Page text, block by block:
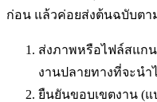
ก่อน แล้วค่อยส่งต้นฉบับตา
ส่งภาพหรือไฟล์สแก
งานปลายทางที่จะนำ
ยืนยันขอบเขตงาน (แ